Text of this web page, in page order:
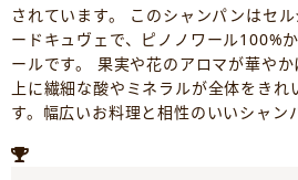
されています。 このシャンパンはセ
ードキュヴェで、ピノノワール100%
ールです。 果実や花のアロマが華や
上に繊細な酸やミネラルが全体をきれ
す。幅広いお料理と相性のいいシャン